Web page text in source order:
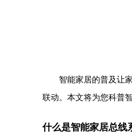
智能家居的普及让
联动。本文将为您科普
什么是智能家居总线